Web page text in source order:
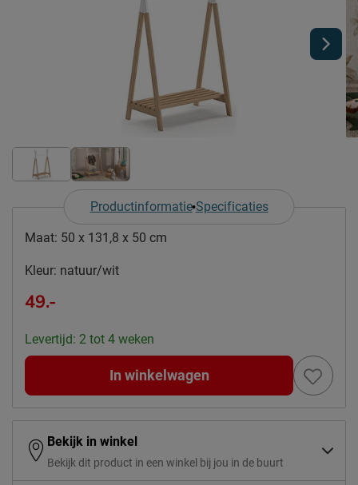
Productinformatie Specificaties
Maat: 50 x 131,8 x 50 cm
Kleur: natuur/wit
49.-
Levertijd: 2 tot 4 weken
In winkelwagen
Bekijk in winkel
Bekijk dit product in een winkel bij jou in de buurt